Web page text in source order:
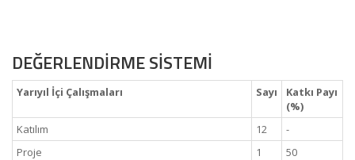
DEĞERLENDİRME SİSTEMİ
Yarıyıl İçi Çalışmaları Sayı
Katkı Payı
(%)
Katılım
12
-
Proje
1
50